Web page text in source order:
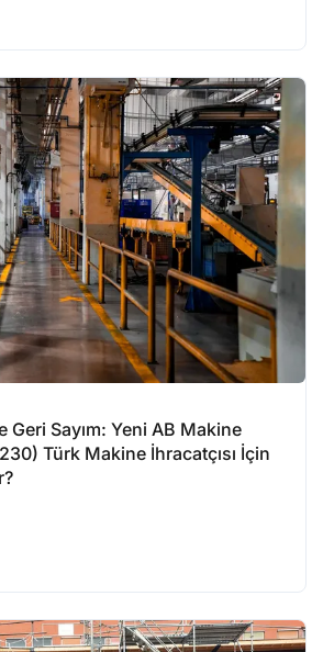
Geri Sayım: Yeni AB Makine
Türk Makine İhracatçısı İçin